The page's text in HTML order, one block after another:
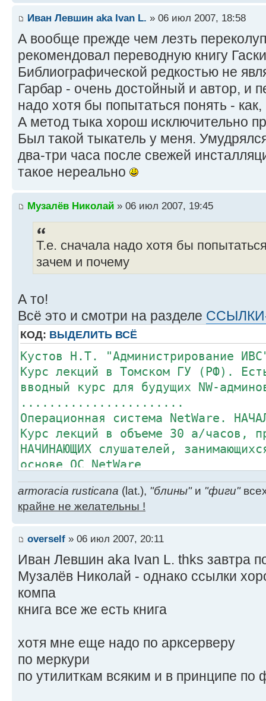
Иван Левшин aka Ivan L. » 06 июл 2007, 18:58
А вообще прежде чем лезть
рекомендовал переводную книгу
Библиографической редкостью не
Гарбар - очень достойный и автор, и
надо хотя бы попытаться понять -
А метод тыка хорош исключительно
Был такой тыкатель у меня.
два-три часа после свежей
такое нереально
Музалёв Николай » 06 июл 2007, 19:45
Т.е. сначала надо хотя бы
зачем и почему
А то!
Всё это и смотри на разделе ССЫЛКИ-
КОД: ВЫДЕЛИТЬ ВСЁ
Кустов Н.Т. "Администрирование
Курс лекций в Томском ГУ (РФ).
вводный курс для будущих NW-
.......................
Операционная система NetWare.
Курс лекций в объеме 30 а/часов,
НАЧИНАЮЩИХ слушателей,
основе ОС NetWare
armoracia rusticana (lat.), "блины"и "фиги"
крайне не желательны !
overself » 06 июл 2007, 20:11
Иван Левшин aka Ivan L. thks завтра
Музалёв Николай - однако ссылки
компа
книга все же есть книга
хотя мне еще надо по арксерверу
по меркури
по утилиткам всяким и в принципе по